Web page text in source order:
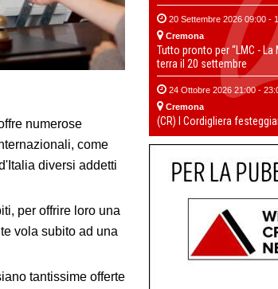
numerose
come
diversi addetti
per offrire loro una
vola subito ad una
tantissime offerte
20 Settembre 2026 09:00 -
Cremona
Tutto pronto per “LMC -
terra il 20 settembre
24 Ottobre 2026 21:00 -
Cremona
(CR) I Cordigliera